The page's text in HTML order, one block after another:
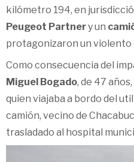
kilómetro 194, en
Peugeot Partnery un
protagonizaron un violento
Como consecuencia del
Miguel Bogado, de 47
quien viajaba a bordo del
camión, vecino de
trasladado al hospital